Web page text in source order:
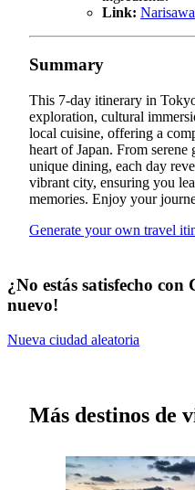
Link: Narisawa
Summary
This 7-day itinerary in
exploration, cultural
local cuisine, offering a
heart of Japan. From serene
unique dining, each day
vibrant city, ensuring you
memories. Enjoy your
Generate your own travel
¿No estás satisfecho
nuevo!
Nueva ciudad aleatoria
Más destinos de